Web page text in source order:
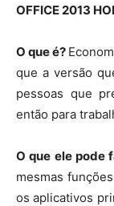
OFFICE 2013
O que é?
que a versão
pessoas que
então para
O que ele pode
mesmas
os aplicativos